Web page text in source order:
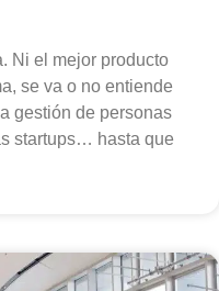
Ni el mejor producto
se va o no entiende
gestión de personas
startups… hasta que